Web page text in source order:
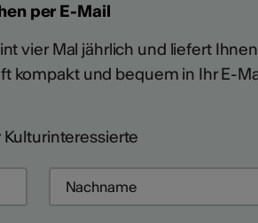
per E-Mail
vier Mal jährlich und liefert
kompakt und bequem in Ihr E-
Kulturinteressierte